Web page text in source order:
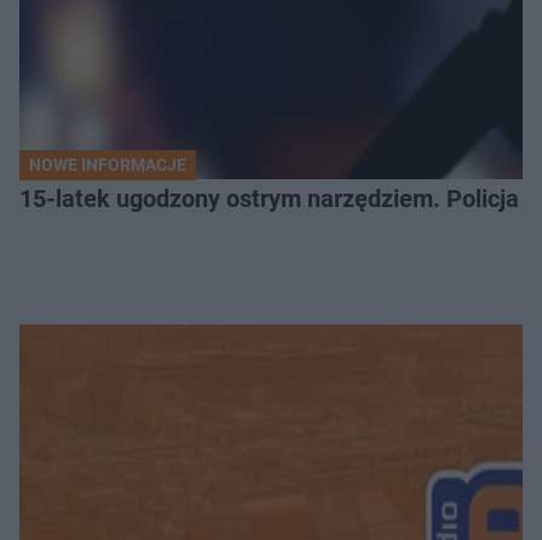
NOWE INFORMACJE
15-latek ugodzony ostrym narzędziem. Policja